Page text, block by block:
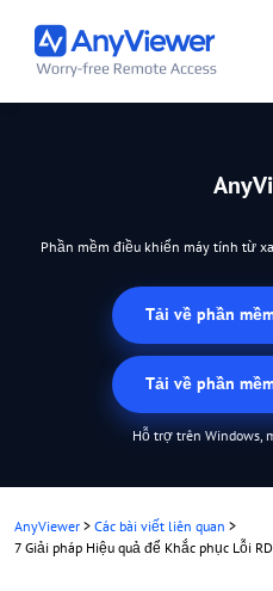
Phần mềm điều khiển máy tính từ
Tải về phần
Tải về phần
Hỗ trợ trên Windows,
AnyViewer > Các bài viết liên quan >
7 Giải pháp Hiệu quả để Khắc phục Lỗi